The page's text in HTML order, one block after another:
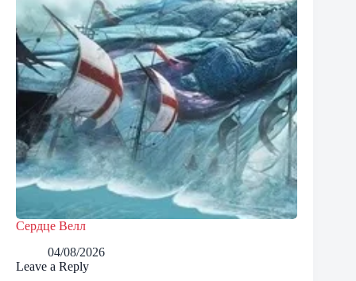
Сердце Велл
04/08/2026
Leave a Reply